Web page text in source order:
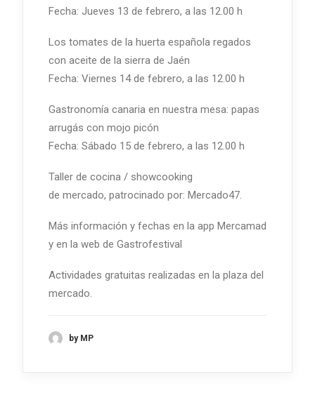
Fecha: Jueves 13 de febrero, a las 12.00 h
Los tomates de la huerta española regados
con aceite de la sierra de Jaén
Fecha: Viernes 14 de febrero, a las 12.00 h
Gastronomía canaria en nuestra mesa: papas
arrugás con mojo picón
Fecha: Sábado 15 de febrero, a las 12.00 h
Taller de cocina / showcooking
de mercado, patrocinado por: Mercado47.
Más información y fechas en la app Mercamad
y en la web de Gastrofestival
Actividades gratuitas realizadas en la plaza del
mercado.
by MP